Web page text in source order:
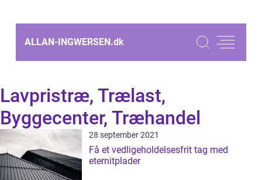
ALLAN-INGWERSEN.dk
Lavpristræ, Trælast,
Byggecenter, Træhandel
28 september 2021
Få et vedligeholdelsesfrit tag med
eternitplader